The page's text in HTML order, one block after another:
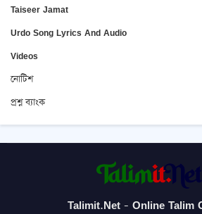
Taiseer Jamat
Urdo Song Lyrics And Audio
Videos
নোটিশ
প্রশ্ন ব্যাংক
Talimit.Net - Online Talim